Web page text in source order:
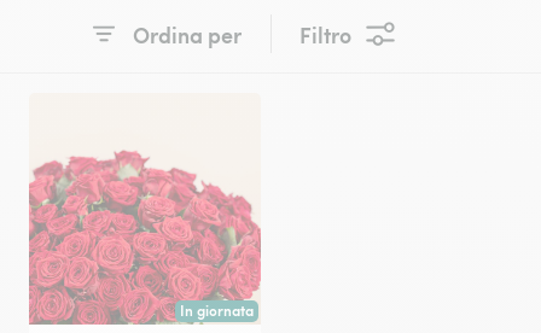
Ordina per Filtro
In giornata
Consegna disponibile oggi o in data a tua scelta.